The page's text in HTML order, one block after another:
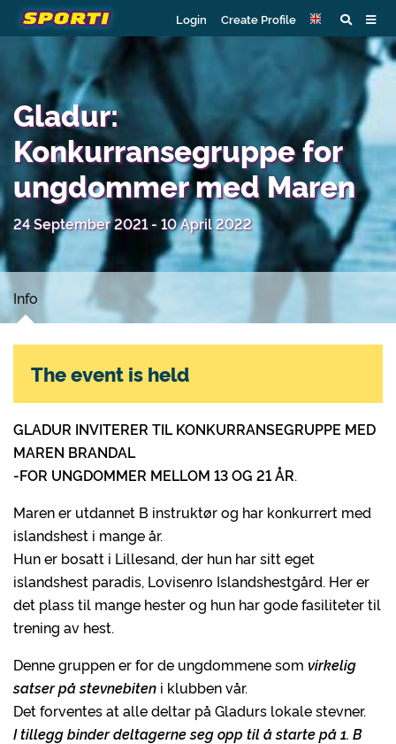
Login Create Profile
Gladur:
Konkurransegruppe for
ungdommer med Maren
24 September 2021 - 10 April 2022
Info
GLADUR INVITERER TIL KONKURRANSEGRUPPE MED
MAREN BRANDAL
-FOR UNGDOMMER MELLOM 13 OG 21 ÅR.
Maren er utdannet B instruktør og har konkurrert med
islandshest i mange år.
Hun er bosatt i Lillesand, der hun har sitt eget
islandshest paradis, Lovisenro Islandshestgård. Her er
det plass til mange hester og hun har gode fasiliteter til
trening av hest.
Denne gruppen er for de ungdommene som virkelig
satser på stevnebiten i klubben vår.
Det forventes at alle deltar på Gladurs lokale stevner.
I tillegg binder deltagerne seg opp til å starte på 1. B
The event is held